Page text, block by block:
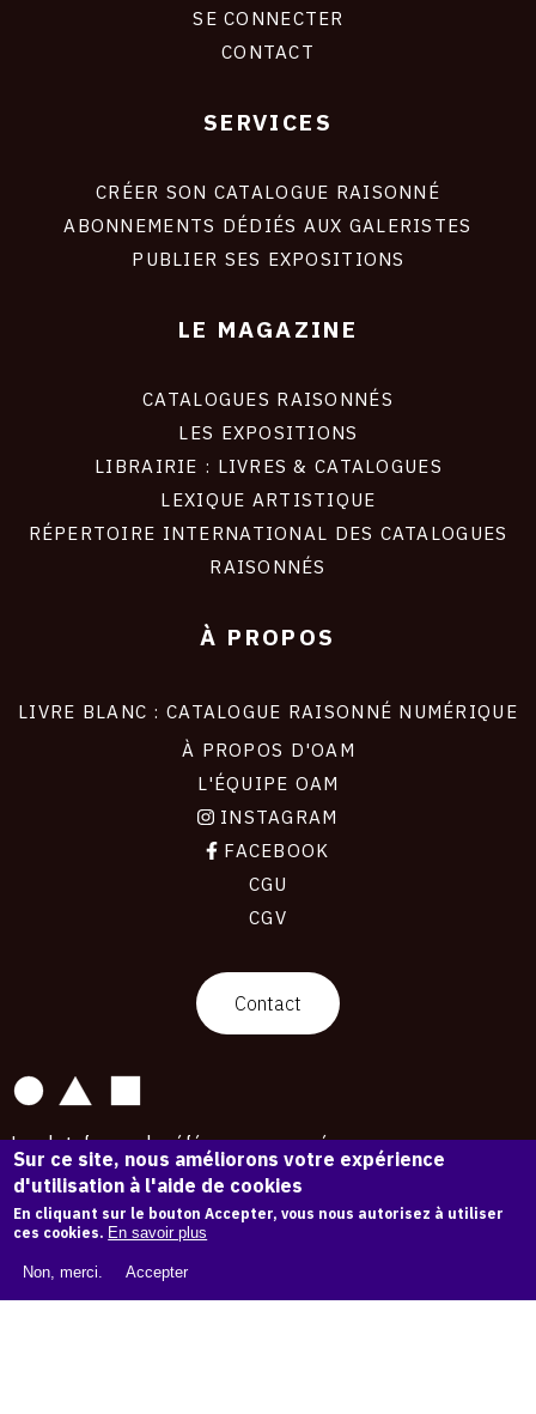
SE CONNECTER
CONTACT
SERVICES
CRÉER SON CATALOGUE RAISONNÉ
ABONNEMENTS DÉDIÉS AUX GALERISTES
PUBLIER SES EXPOSITIONS
LE MAGAZINE
CATALOGUES RAISONNÉS
LES EXPOSITIONS
LIBRAIRIE : LIVRES & CATALOGUES
LEXIQUE ARTISTIQUE
RÉPERTOIRE INTERNATIONAL DES CATALOGUES
RAISONNÉS
À PROPOS
LIVRE BLANC : CATALOGUE RAISONNÉ NUMÉRIQUE
À PROPOS D'OAM
L'ÉQUIPE OAM
INSTAGRAM
FACEBOOK
CGU
CGV
Contact
La plateforme de référence pour créer,
conserver et promouvoir l'Histoire de l'Art.
Des catalogues raisonnés aux archives
d'expositions.
43 254 œuvres d'art — 7 587 expositions
Copyright © OAM 2026. Tous droits réservés.
Sur ce site, nous améliorons votre expérience
d'utilisation à l'aide de cookies
En cliquant sur le bouton Accepter, vous nous autorisez à utiliser
ces cookies. En savoir plus
Non, merci. Accepter